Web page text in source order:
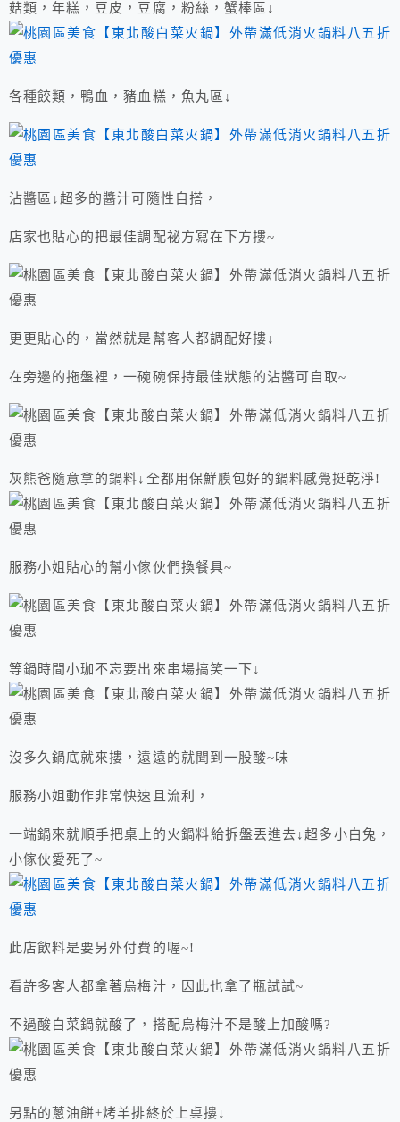
菇類，年糕，豆皮，豆腐，粉絲，蟹棒區↓
各種餃類，鴨血，豬血糕，魚丸區↓
沾醬區↓超多的醬汁可隨性自搭，
店家也貼心的把最佳調配祕方寫在下方摟~
更更貼心的，當然就是幫客人都調配好摟↓
在旁邊的拖盤裡，一碗碗保持最佳狀態的沾醬可自取~
灰熊爸隨意拿的鍋料↓全都用保鮮膜包好的鍋料感覺挺乾淨!
服務小姐貼心的幫小傢伙們換餐具~
等鍋時間小珈不忘要出來串場搞笑一下↓
沒多久鍋底就來摟，遠遠的就聞到一股酸~味
服務小姐動作非常快速且流利，
一端鍋來就順手把桌上的火鍋料給拆盤丟進去↓超多小白兔，
小傢伙愛死了~
此店飲料是要另外付費的喔~!
看許多客人都拿著烏梅汁，因此也拿了瓶試試~
不過酸白菜鍋就酸了，搭配烏梅汁不是酸上加酸嗎?
另點的蔥油餅+烤羊排終於上桌摟↓